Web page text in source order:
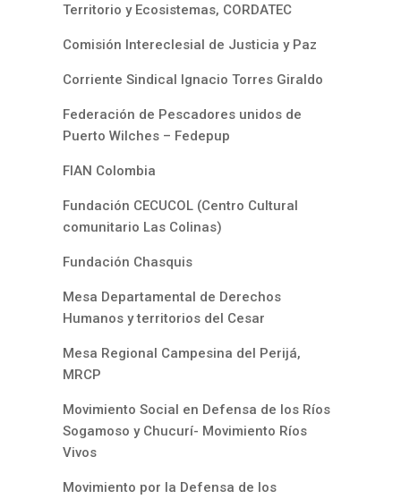
Territorio y Ecosistemas, CORDATEC
Comisión Intereclesial de Justicia y Paz
Corriente Sindical Ignacio Torres Giraldo
Federación de Pescadores unidos de
Puerto Wilches – Fedepup
FIAN Colombia
Fundación CECUCOL (Centro Cultural
comunitario Las Colinas)
Fundación Chasquis
Mesa Departamental de Derechos
Humanos y territorios del Cesar
Mesa Regional Campesina del Perijá,
MRCP
Movimiento Social en Defensa de los Ríos
Sogamoso y Chucurí- Movimiento Ríos
Vivos
Movimiento por la Defensa de los